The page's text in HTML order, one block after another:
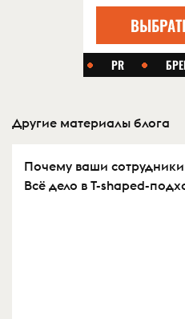
Другие материалы блога
Почему ваши
Всё дело в T-shaped-